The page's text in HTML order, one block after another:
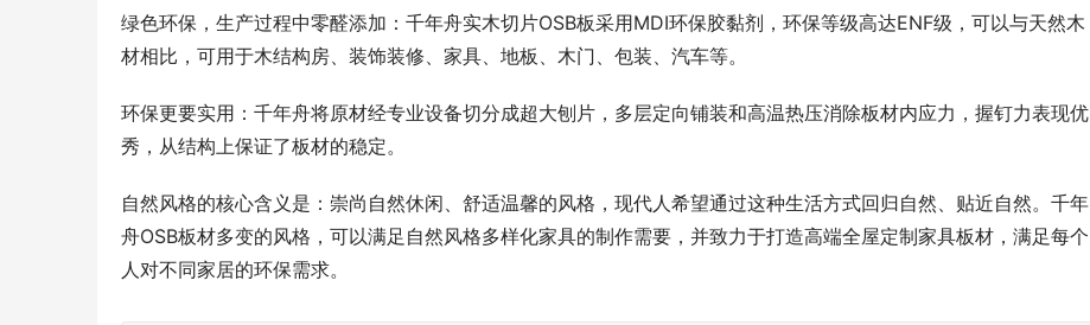
绿色环保，生产过程中零醛添加：千年舟实木切片OSB板采用MDI环保胶黏剂，环保等级高达ENF级，可以与天然木
材相比，可用于木结构房、装饰装修、家具、地板、木门、包装、汽车等。
环保更要实用：千年舟将原材经专业设备切分成超大刨片，多层定向铺装和高温热压消除板材内应力，握钉力表现优
秀，从结构上保证了板材的稳定。
自然风格的核心含义是：崇尚自然休闲、舒适温馨的风格，现代人希望通过这种生活方式回归自然、贴近自然。千年
舟OSB板材多变的风格，可以满足自然风格多样化家具的制作需要，并致力于打造高端全屋定制家具板材，满足每个
人对不同家居的环保需求。